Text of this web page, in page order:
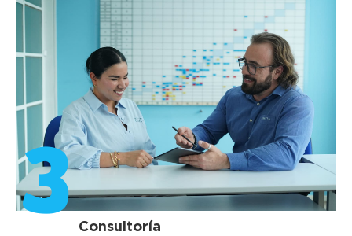
3 Consultoría